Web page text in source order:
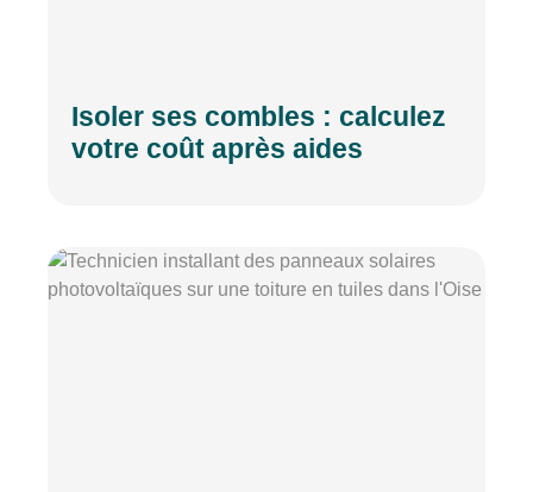
Isoler ses combles : calculez
votre coût après aides